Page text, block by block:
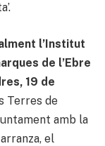
l’Institut
de l’Ebre
19 de
Terres de
amb la
el